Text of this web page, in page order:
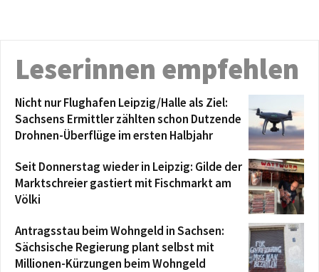
Leserinnen empfehlen
Nicht nur Flughafen Leipzig/Halle als Ziel:
Sachsens Ermittler zählten schon Dutzende
Drohnen-Überflüge im ersten Halbjahr
Seit Donnerstag wieder in Leipzig: Gilde der
Marktschreier gastiert mit Fischmarkt am
Völki
Antragsstau beim Wohngeld in Sachsen:
Sächsische Regierung plant selbst mit
Millionen-Kürzungen beim Wohngeld